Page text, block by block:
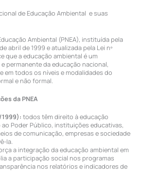
de Educação Ambiental e suas
Ambiental (PNEA), instituída pela
abril de 1999 e atualizada pela Lei nº
que a educação ambiental é um
permanente da educação nacional,
em todos os níveis e modalidades do
e não formal.
da PNEA
1999): todos têm direito à educação
Poder Público, instituições educativas,
de comunicação, empresas e sociedade
la.
a integração da educação ambiental em
a participação social nos programas
nos relatórios e indicadores de